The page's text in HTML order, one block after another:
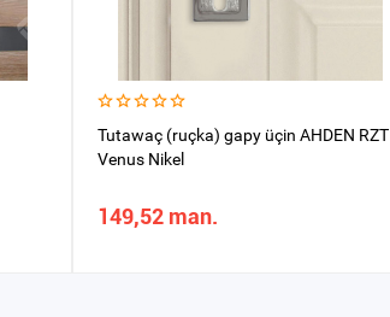
Tutawaç (ruçka) gapy üçin AHDEN RZT
Venus Nikel
149,52 man.